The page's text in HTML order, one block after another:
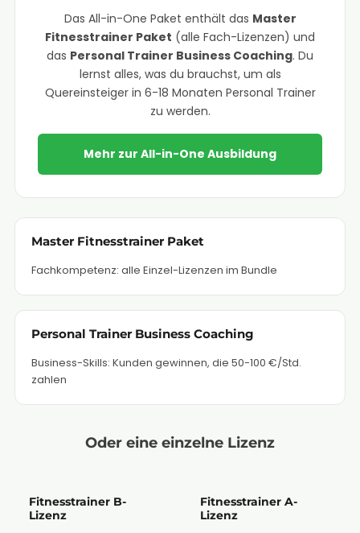
Das All-in-One Paket enthält das Master
Fitnesstrainer Paket (alle Fach-Lizenzen) und
das Personal Trainer Business Coaching. Du
lernst alles, was du brauchst, um als
Quereinsteiger in 6-18 Monaten Personal Trainer
zu werden.
Mehr zur All-in-One Ausbildung
Master Fitnesstrainer Paket
Fachkompetenz: alle Einzel-Lizenzen im Bundle
Personal Trainer Business Coaching
Business-Skills: Kunden gewinnen, die 50-100 €/Std.
zahlen
Oder eine einzelne Lizenz
Fitnesstrainer B-
Lizenz
Fitnesstrainer A-
Lizenz